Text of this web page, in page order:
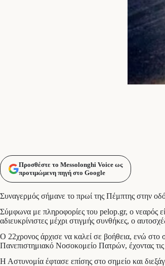
Προσθέστε το Messolonghi Voice ως
προτιμώμενη πηγή στο Google
Συναγερμός σήμανε το πρωί της Πέμπτης στην
Σύμφωνα με πληροφορίες του pelop.gr, ο νεαρός
αδιευκρίνιστες μέχρι στιγμής συνθήκες, ο
Ο 22χρονος άρχισε να καλεί σε βοήθεια, ενώ
Πανεπιστημιακό Νοσοκομείο Πατρών, έχοντας
Η Αστυνομία έφτασε επίσης στο σημείο και